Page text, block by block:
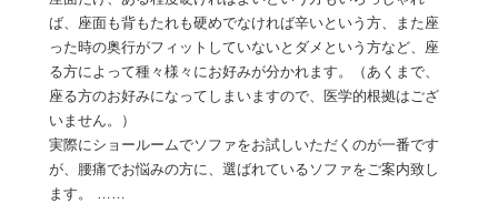
ば、座面も背もたれも硬めでなければ辛いという方、また座
った時の奥行がフィットしていないとダメという方など、座
る方によって種々様々にお好みが分かれます。（あくまで、
座る方のお好みになってしまいますので、医学的根拠はござ
いません。）
実際にショールームでソファをお試しいただくのが一番です
が、腰痛でお悩みの方に、選ばれているソファをご案内致し
ます。 ……